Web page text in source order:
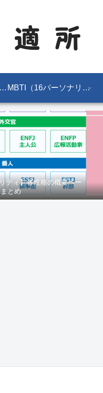
【性格診断】MBTI（16パーソナリティ）とは MBTI（16パーソナリティ）
ティ】各性格の概要ペー
とめ